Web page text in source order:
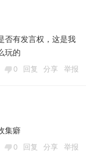
否有发言权，这是我
玩的
0 回复 分享 举报
集癖
0 回复 分享 举报